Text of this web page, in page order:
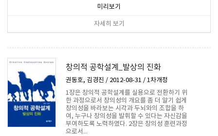
미리보기
자세히 보기
창의적 공학설계_발상의 진화
권동호, 김경진 / 2012-08-31 / 1차개정
1장은 창의적 공학설계를 실용으로 전환하기 위
한 과정으로서 창의성의 개요를 좀 더 알기 쉽게
창의성을 바라보는 시각과 두뇌와의 조합을 하
여, 누구나 창의성을 발휘할 수 있다는 자신감을
부여하도록 노력하였다. 2장은 창의성 훈련과정
으로서...